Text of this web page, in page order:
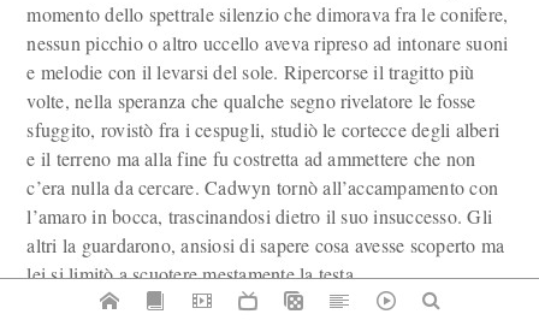
momento dello spettrale silenzio che dimorava fra le conifere,
nessun picchio o altro uccello aveva ripreso ad intonare suoni
e melodie con il levarsi del sole. Ripercorse il tragitto più
volte, nella speranza che qualche segno rivelatore le fosse
sfuggito, rovistò fra i cespugli, studiò le cortecce degli alberi
e il terreno ma alla fine fu costretta ad ammettere che non
c’era nulla da cercare. Cadwyn tornò all’accampamento con
l’amaro in bocca, trascinandosi dietro il suo insuccesso. Gli
altri la guardarono, ansiosi di sapere cosa avesse scoperto ma
lei si limitò a scuotere mestamente la testa.
- E se fossero stati presi in trappola con l’inganno? I